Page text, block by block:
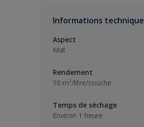
Informations
Aspect
Mat
Rendement
10 m²/litre/couche
Temps de séchage
Environ 1 heure